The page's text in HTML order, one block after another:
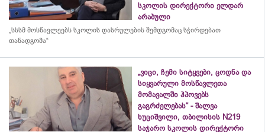
სკოლის დირექტორი ელდარ
არაბული
„სსსმ მოსწავლეებს სკოლის დასრულების შემდგომაც სჭირდებათ
თანადგომა“
„ვიცი, ჩემი სიტყვები, ცოდნა და
სიყვარული მოსწავლეთა
მომავალში ჰპოვებს
გაგრძელებას“ - შალვა
ხუციშვილი, თბილისის N219
საჯარო სკოლის დირექტორი